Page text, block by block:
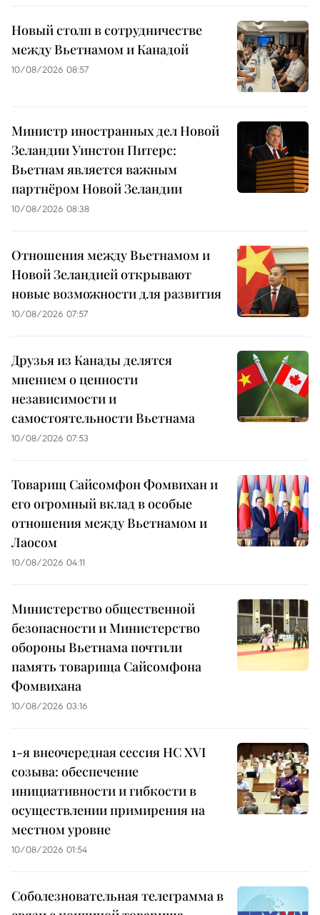
Новый столп в сотрудничестве
между Вьетнамом и Канадой
10/08/2026 08:57
Министр иностранных дел Новой
Зеландии Уинстон Питерс:
Вьетнам является важным
партнёром Новой Зеландии
10/08/2026 08:38
Отношения между Вьетнамом и
Новой Зеландией открывают
новые возможности для развития
10/08/2026 07:57
Друзья из Канады делятся
мнением о ценности
независимости и
самостоятельности Вьетнама
10/08/2026 07:53
Товарищ Сайсомфон Фомвихан и
его огромный вклад в особые
отношения между Вьетнамом и
Лаосом
10/08/2026 04:11
Министерство общественной
безопасности и Министерство
обороны Вьетнама почтили
память товарища Сайсомфона
Фомвихана
10/08/2026 03:16
1-я внеочередная сессия НС XVI
созыва: обеспечение
инициативности и гибкости в
осуществлении примирения на
местном уровне
10/08/2026 01:54
Соболезновательная телеграмма в